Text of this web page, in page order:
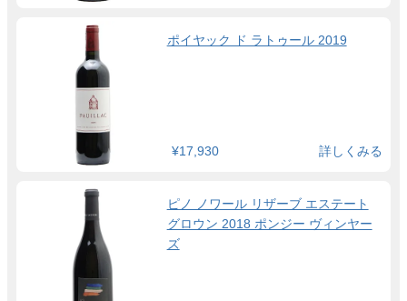
ポイヤック ド ラトゥール 2019
¥17,930 詳しくみる
ピノ ノワール リザーブ エステート
グロウン 2018 ポンジー ヴィンヤー
ズ